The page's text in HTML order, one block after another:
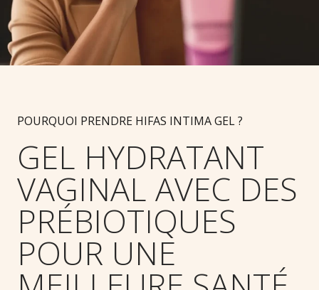
POURQUOI PRENDRE HIFAS INTIMA GEL ?
GEL HYDRATANT
VAGINAL AVEC DES
PRÉBIOTIQUES
POUR UNE